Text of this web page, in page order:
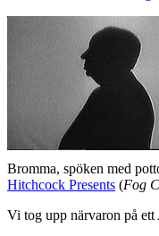
Bromma, spöken med
Hitchcock Presents (Fog
Vi tog upp närvaron på ett